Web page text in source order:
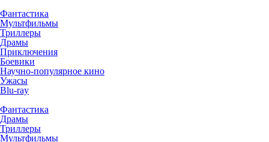
Фантастика
Мультфильмы
Триллеры
Драмы
Приключения
Боевики
Научно-популярное кино
Ужасы
Blu-ray
Фантастика
Драмы
Триллеры
Мультфильмы